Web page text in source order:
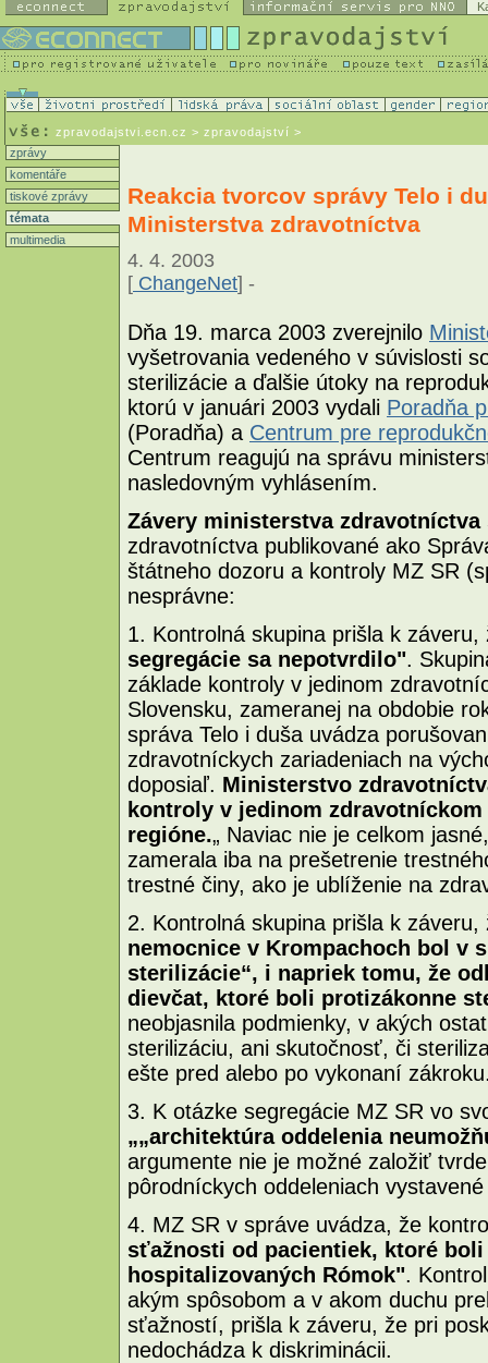
zpravodajstvi.ecn.cz > zpravodajství >
zprávy
komentáře
tiskové zprávy
témata
multimedia
Reakcia tvorcov správy Telo i
Ministerstva zdravotníctva
4. 4. 2003
[ ChangeNet] -
Dňa 19. marca 2003 zverejnilo
vyšetrovania vedeného v súvislosti
sterilizácie a ďalšie útoky na
ktorú v januári 2003 vydali Poradňa
(Poradňa) a Centrum pre
Centrum reagujú na správu
nasledovným vyhlásením.
Závery ministerstva
zdravotníctva publikované ako
štátneho dozoru a kontroly MZ SR
nesprávne:
1. Kontrolná skupina prišla k
segregácie sa nepotvrdilo".
základe kontroly v jedinom
Slovensku, zameranej na obdobie
správa Telo i duša uvádza
zdravotníckych zariadeniach na
doposiaľ. Ministerstvo
kontroly v jedinom
regióne.„ Naviac nie je celkom
zamerala iba na prešetrenie
trestné činy, ako je ublíženie na
2. Kontrolná skupina prišla k
nemocnice v Krompachoch bol v
sterilizácie“, i napriek tomu, že
dievčat, ktoré boli protizákonne
neobjasnila podmienky, v akých
sterilizáciu, ani skutočnosť, či
ešte pred alebo po vykonaní
3. K otázke segregácie MZ SR vo
„„architektúra oddelenia
argumente nie je možné založiť
pôrodníckych oddeleniach
4. MZ SR v správe uvádza, že
sťažnosti od pacientiek, ktoré
hospitalizovaných Rómok".
akým spôsobom a v akom duchu
sťažností, prišla k záveru, že pri
nedochádza k diskriminácii.